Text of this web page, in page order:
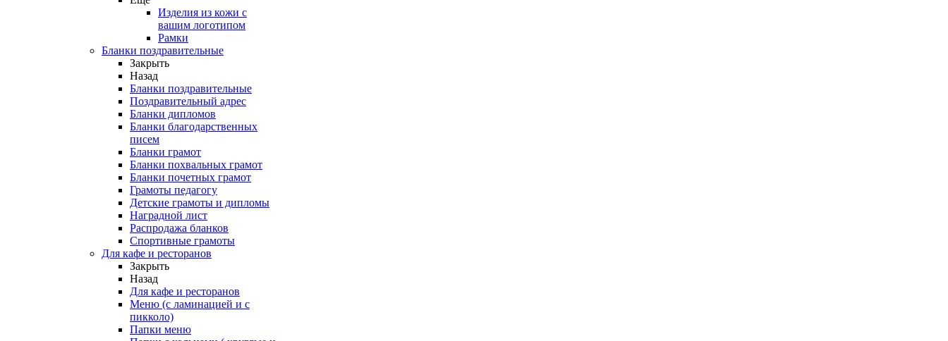
Изделия из кожи с
вашим логотипом
Рамки
Бланки поздравительные
Закрыть
Назад
Бланки поздравительные
Поздравительный адрес
Бланки дипломов
Бланки благодарственных
писем
Бланки грамот
Бланки похвальных грамот
Бланки почетных грамот
Грамоты педагогу
Детские грамоты и дипломы
Наградной лист
Распродажа бланков
Спортивные грамоты
Для кафе и ресторанов
Закрыть
Назад
Для кафе и ресторанов
Меню (с ламинацией и с
пикколо)
Папки меню